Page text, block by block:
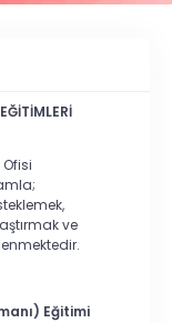
ve
Eğitimi